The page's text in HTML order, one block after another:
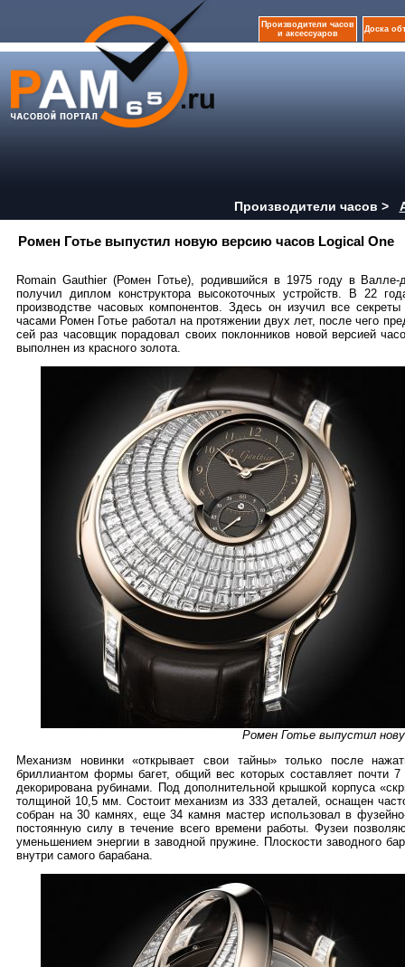
Производители часов
и аксессуаров
Доска
Производители часов >
Ромен Готье выпустил новую версию часов Logical One
Romain Gauthier (Ромен Готье), родившийся в 1975 году в
получил диплом конструктора высокоточных устройств. В 22
производстве часовых компонентов. Здесь он изучил все
часами Ромен Готье работал на протяжении двух лет, после чего
сей раз часовщик порадовал своих поклонников новой версией
выполнен из красного золота.
Ромен Готье выпустил
Механизм новинки «открывает свои тайны» только после
бриллиантом формы багет, общий вес которых составляет почти
декорирована рубинами. Под дополнительной крышкой корпуса
толщиной 10,5 мм. Состоит механизм из 333 деталей, оснащен
собран на 30 камнях, еще 34 камня мастер использовал в
постоянную силу в течение всего времени работы. Фузеи
уменьшением энергии в заводной пружине. Плоскости заводного
внутри самого барабана.